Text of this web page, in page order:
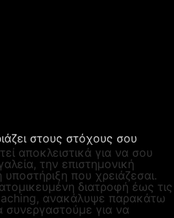
στους στόχους σου
αποκλειστικά για να σου
την επιστημονική
που χρειάζεσαι.
διατροφή έως τις
ανακάλυψε παρακάτω
για να